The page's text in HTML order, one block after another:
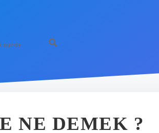
NE DEMEK ?